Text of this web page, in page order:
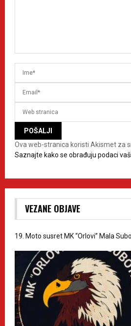
Ova web-stranica koristi Akismet za
Saznajte kako se obrađuju podaci
VEZANE OBJAVE
19. Moto susret MK “Orlovi” Mala